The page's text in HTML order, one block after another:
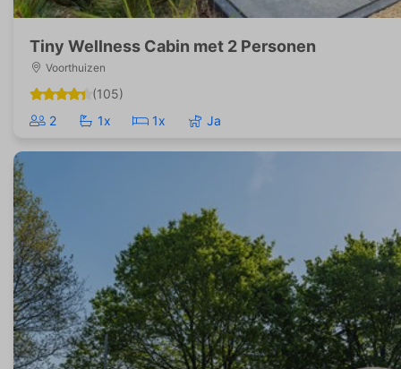
Tiny Wellness Cabin met 2 Personen
Voorthuizen
(105)
2
1x 1x Ja